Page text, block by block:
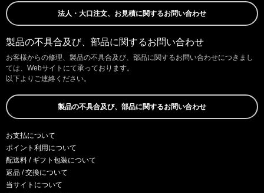
法人・大口注文、お見積に関するお問い合わせ
製品の不具合及び、部品に関するお問い合わせ
お客様からの修理、製品の不具合及び、部品に関するお問い合わせにつきまし
ては、Webサイトにて承っております。
以下よりご連絡ください。
製品の不具合及び、部品に関するお問い合わせ
お支払について
ポイント利用について
配送料 / ギフト包装について
返品 / 交換について
当サイトについて